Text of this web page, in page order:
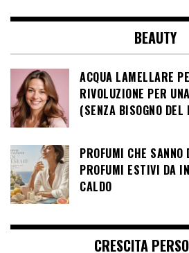
BEAUTY
ACQUA LAMELLARE
RIVOLUZIONE PER
(SENZA BISOGNO DEL
PROFUMI CHE
PROFUMI ESTIVI DA
CALDO
CRESCITA